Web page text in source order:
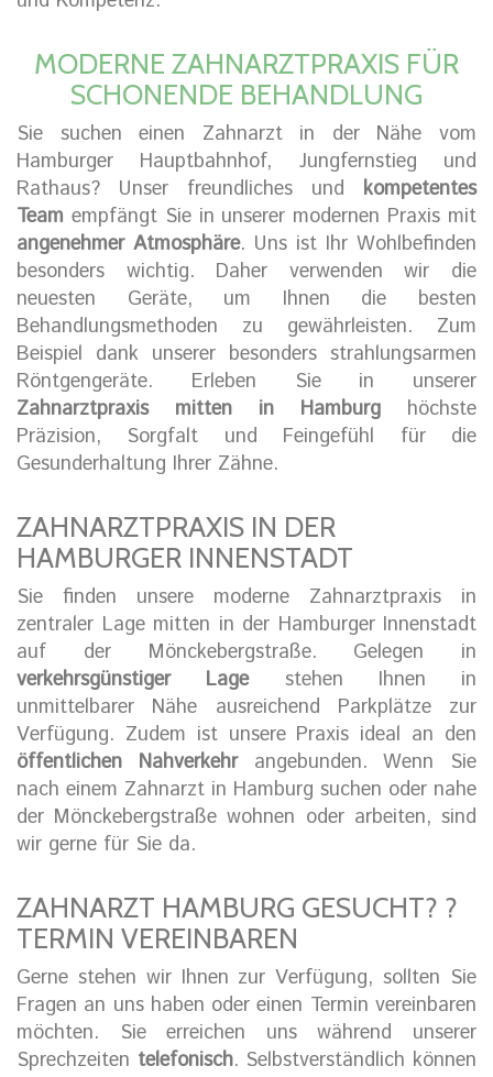
MODERNE ZAHNARZTPRAXIS FÜR
SCHONENDE BEHANDLUNG
Sie suchen einen Zahnarzt in der Nähe vom
Hamburger Hauptbahnhof, Jungfernstieg und
Rathaus? Unser freundliches und kompetentes
Team empfängt Sie in unserer modernen Praxis mit
angenehmer Atmosphäre. Uns ist Ihr Wohlbefinden
besonders wichtig. Daher verwenden wir die
neuesten Geräte, um Ihnen die besten
Behandlungsmethoden zu gewährleisten. Zum
Beispiel dank unserer besonders strahlungsarmen
Röntgengeräte. Erleben Sie in unserer
Zahnarztpraxis mitten in Hamburg höchste
Präzision, Sorgfalt und Feingefühl für die
Gesunderhaltung Ihrer Zähne.
ZAHNARZTPRAXIS IN DER
HAMBURGER INNENSTADT
Sie finden unsere moderne Zahnarztpraxis in
zentraler Lage mitten in der Hamburger Innenstadt
auf der Mönckebergstraße. Gelegen in
verkehrsgünstiger Lagestehen Ihnen in
unmittelbarer Nähe ausreichend Parkplätze zur
Verfügung. Zudem ist unsere Praxis ideal an den
öffentlichen Nahverkehrangebunden. Wenn Sie
nach einem Zahnarzt in Hamburg suchen oder nahe
der Mönckebergstraße wohnen oder arbeiten, sind
wir gerne für Sie da.
ZAHNARZT HAMBURG GESUCHT? ?
TERMIN VEREINBAREN
Gerne stehen wir Ihnen zur Verfügung, sollten Sie
Fragen an uns haben oder einen Termin vereinbaren
möchten. Sie erreichen uns während unserer
Sprechzeiten telefonisch. Selbstverständlich können